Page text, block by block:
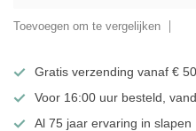
Toevoegen om te vergelijken
Gratis verzending vanaf €
Voor 16:00 uur besteld,
Al 75 jaar ervaring in slapen